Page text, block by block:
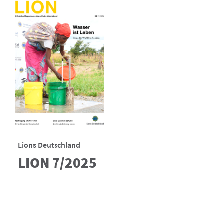
Lions Deutschland
LION 7/2025